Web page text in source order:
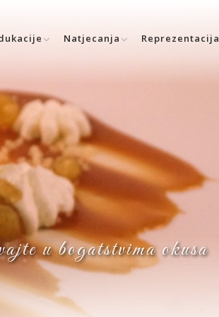
Natjecanja Reprezentacija
u bogatstvima okusa